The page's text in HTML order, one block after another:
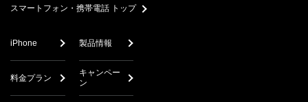
スマートフォン・携帯電話 トップ
iPhone 製品情報
料金プラン
キャンペー
ン